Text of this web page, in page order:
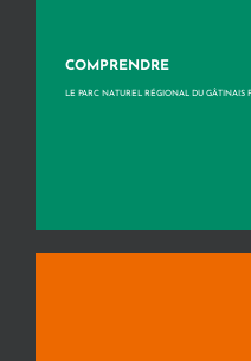
COMPRENDRE
LE PARC NATUREL RÉGIONAL DU GÂTINAIS